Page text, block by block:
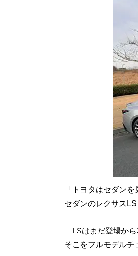
「トヨタはセダン
セダンのレクサス
LSはまだ登場から
そこをフルモデルチ